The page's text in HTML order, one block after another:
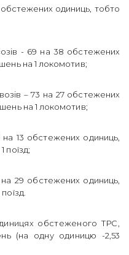
одиниць, тобто
- 69 на 38 обстежених
на 1 локомотив;
– 73 на 27 обстежених
на 1 локомотив;
на 13 обстежених одиниць,
поїзд;
на 29 обстежених одиниць,
обстеженого ТРС,
(на одну одиницю -2,53